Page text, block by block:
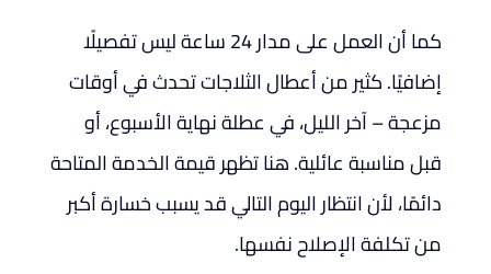
كما أن العمل على مدار 24 ساعة ليس تفصيلًا
إضافيًا. كثير من أعطال الثلاجات تحدث في أوقات
مزعجة – آخر الليل، في عطلة نهاية الأسبوع، أو
قبل مناسبة عائلية. هنا تظهر قيمة الخدمة المتاحة
دائمًا، لأن انتظار اليوم التالي قد يسبب خسارة أكبر
من تكلفة الإصلاح نفسها.